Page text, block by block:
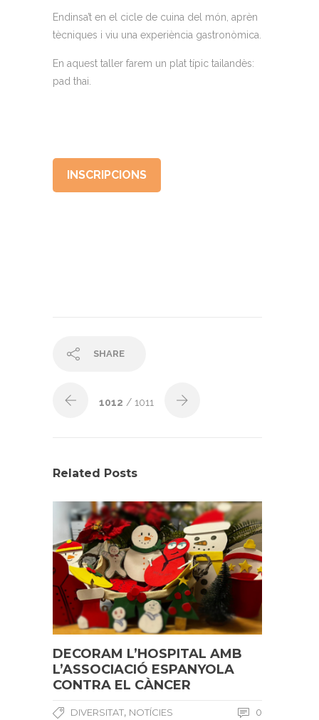
Endinsa’t en el cicle de cuina del món, aprèn
tècniques i viu una experiència gastronòmica.
En aquest taller farem un plat típic tailandès:
pad thai.
INSCRIPCIONS
SHARE
1012 / 1011
Related Posts
DECORAM L’HOSPITAL AMB
L’ASSOCIACIÓ ESPANYOLA
CONTRA EL CÀNCER
DIVERSITAT, NOTÍCIES 0